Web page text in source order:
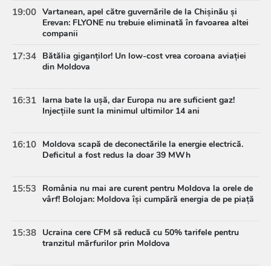
19:00 Vartanean, apel către guvernările de la Chișinău și
Erevan: FLYONE nu trebuie eliminată în favoarea altei
companii
17:34 Bătălia giganților! Un low-cost vrea coroana aviației
din Moldova
16:31 Iarna bate la ușă, dar Europa nu are suficient gaz!
Injecțiile sunt la minimul ultimilor 14 ani
16:10 Moldova scapă de deconectările la energie electrică.
Deficitul a fost redus la doar 39 MWh
15:53
România nu mai are curent pentru Moldova la orele de
vârf! Bolojan: Moldova își cumpără energia de pe piață
15:38 Ucraina cere CFM să reducă cu 50% tarifele pentru
tranzitul mărfurilor prin Moldova